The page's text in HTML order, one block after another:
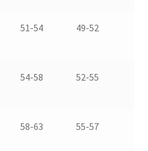
51-54 49-52
54-58 52-55
58-63 55-57